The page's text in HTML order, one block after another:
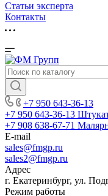
Статьи эксперта
Контакты
+7 950 643-36-13
+7 950 643-36-13
+7 908 638-67-71
E-mail
sales@fmgp.ru
sales2@fmgp.ru
Адрес
г. Екатеринбург, ул.
Режим работы